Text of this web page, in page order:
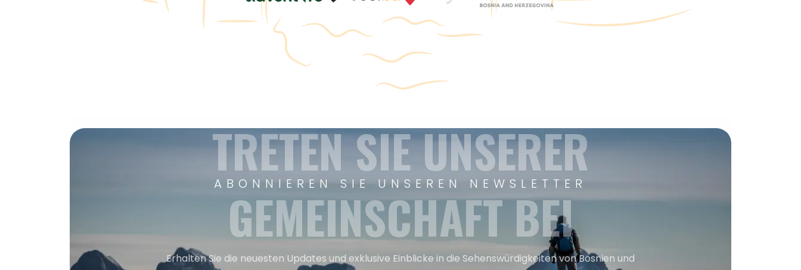
ABONNIEREN SIE UNSEREN NEWSLETTER
TRETEN SIE UNSERER
GEMEINSCHAFT BEI
Erhalten Sie die neuesten Updates und exklusive Einblicke in die Sehenswürdigkeiten von Bosnien und